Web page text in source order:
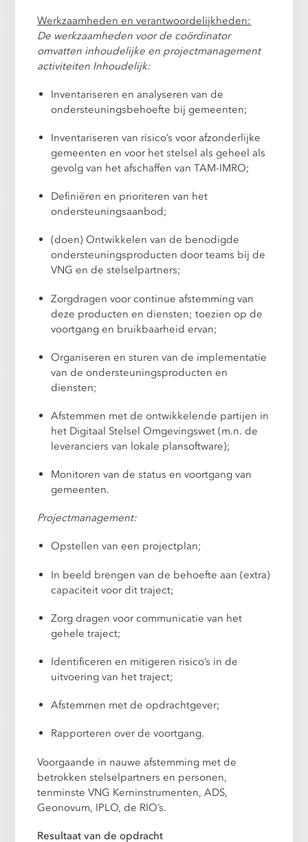
Werkzaamheden en verantwoordelijkheden:
De werkzaamheden voor de coördinator
omvatten inhoudelijke en projectmanagement
activiteiten Inhoudelijk:
Inventariseren en analyseren van de
ondersteuningsbehoefte bij gemeenten;
Inventariseren van risico’s voor afzonderlijke
gemeenten en voor het stelsel als geheel als
gevolg van het afschaffen van TAM-IMRO;
Definiëren en prioriteren van het
ondersteuningsaanbod;
(doen) Ontwikkelen van de benodigde
ondersteuningsproducten door teams bij de
VNG en de stelselpartners;
Zorgdragen voor continue afstemming van
deze producten en diensten; toezien op de
voortgang en bruikbaarheid ervan;
Organiseren en sturen van de implementatie
van de ondersteuningsproducten en
diensten;
Afstemmen met de ontwikkelende partijen in
het Digitaal Stelsel Omgevingswet (m.n. de
leveranciers van lokale plansoftware);
Monitoren van de status en voortgang van
gemeenten.
Projectmanagement:
Opstellen van een projectplan;
In beeld brengen van de behoefte aan (extra)
capaciteit voor dit traject;
Zorg dragen voor communicatie van het
gehele traject;
Identificeren en mitigeren risico’s in de
uitvoering van het traject;
Afstemmen met de opdrachtgever;
Rapporteren over de voortgang.
Voorgaande in nauwe afstemming met de
betrokken stelselpartners en personen,
tenminste VNG Kerninstrumenten, ADS,
Geonovum, IPLO, de RIO’s.
Resultaat van de opdracht